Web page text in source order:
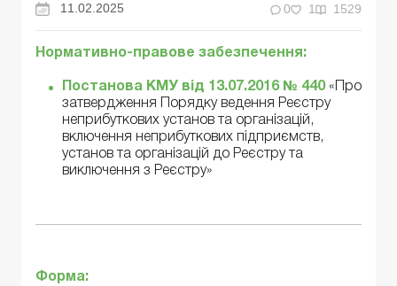
11.02.2025
0 1 1529
Нормативно-правове забезпечення:
Постанова КМУ від 13.07.2016 № 440«Про
затвердження Порядку ведення Реєстру
неприбуткових установ та організацій,
включення неприбуткових підприємств,
установ та організацій до Реєстру та
виключення з Реєстру»
Форма: